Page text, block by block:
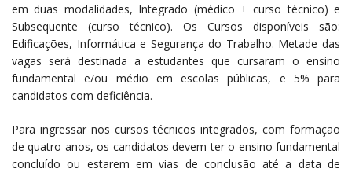
em duas modalidades, Integrado (médico + curso técnico) e
Subsequente (curso técnico). Os Cursos disponíveis são:
Edificações, Informática e Segurança do Trabalho. Metade das
vagas será destinada a estudantes que cursaram o ensino
fundamental e/ou médio em escolas públicas, e 5% para
candidatos com deficiência.
Para ingressar nos cursos técnicos integrados, com formação
de quatro anos, os candidatos devem ter o ensino fundamental
concluído ou estarem em vias de conclusão até a data de